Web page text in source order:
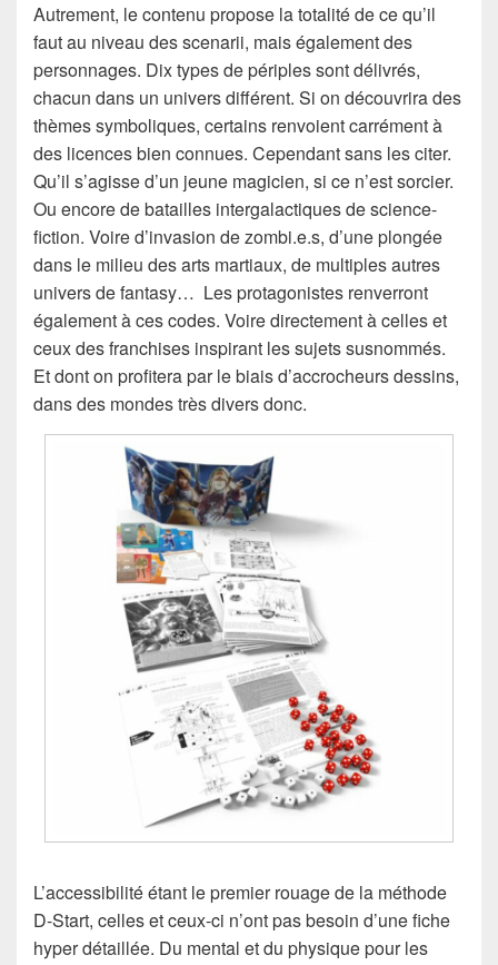
Autrement, le contenu propose la totalité de ce qu’il
faut au niveau des scenarii, mais également des
personnages. Dix types de périples sont délivrés,
chacun dans un univers différent. Si on découvrira des
thèmes symboliques, certains renvoient carrément à
des licences bien connues. Cependant sans les citer.
Qu’il s’agisse d’un jeune magicien, si ce n’est sorcier.
Ou encore de batailles intergalactiques de science-
fiction. Voire d’invasion de zombi.e.s, d’une plongée
dans le milieu des arts martiaux, de multiples autres
univers de fantasy… Les protagonistes renverront
également à ces codes. Voire directement à celles et
ceux des franchises inspirant les sujets susnommés.
Et dont on profitera par le biais d’accrocheurs dessins,
dans des mondes très divers donc.
L’accessibilité étant le premier rouage de la méthode
D-Start, celles et ceux-ci n’ont pas besoin d’une fiche
hyper détaillée. Du mental et du physique pour les